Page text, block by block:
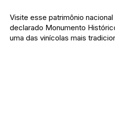
Visite esse patrimônio
declarado Monumento
uma das vinícolas mais